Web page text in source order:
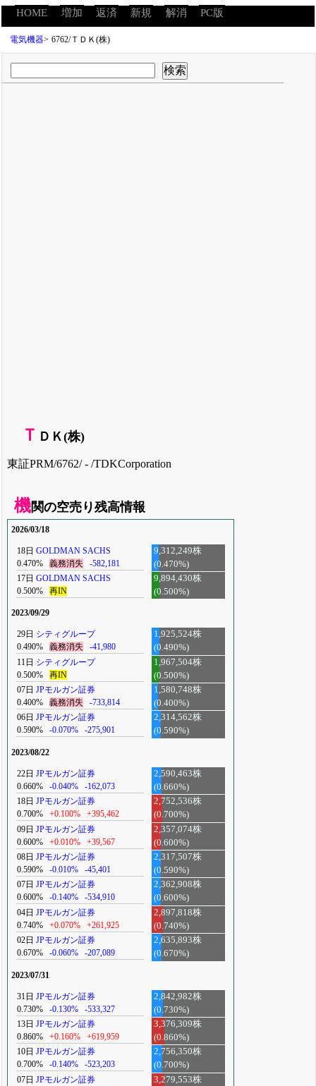
HOME 増加 返済 新規 解消 PC版
電気機器> 6762/ＴＤＫ(株)
Ｔ ＤＫ(株)
東証PRM/6762/ - /TDKCorporation
機関の空売り残高情報
2026/03/18
18日 GOLDMAN SACHS
0.470%
義務消失 -582,181
9,312,249株
(0.470%)
17日 GOLDMAN SACHS
0.500%
再IN
9,894,430株
(0.500%)
2023/09/29
29日 シティグループ
0.490%
義務消失 -41,980
1,925,524株
(0.490%)
11日 シティグループ
0.500%
再IN
1,967,504株
(0.500%)
07日 JPモルガン証券
0.400%
義務消失 -733,814
1,580,748株
(0.400%)
06日 JPモルガン証券
0.590%
-0.070% -275,901
2,314,562株
(0.590%)
2023/08/22
22日 JPモルガン証券
0.660%
-0.040% -162,073
2,590,463株
(0.660%)
18日 JPモルガン証券
0.700%
+0.100% +395,462
2,752,536株
(0.700%)
09日 JPモルガン証券
0.600%
+0.010% +39,567
2,357,074株
(0.600%)
08日 JPモルガン証券
0.590%
-0.010% -45,401
2,317,507株
(0.590%)
07日 JPモルガン証券
0.600%
-0.140% -534,910
2,362,908株
(0.600%)
04日 JPモルガン証券
0.740%
+0.070% +261,925
2,897,818株
(0.740%)
02日 JPモルガン証券
0.670%
-0.060% -207,089
2,635,893株
(0.670%)
2023/07/31
31日 JPモルガン証券
0.730%
-0.130% -533,327
2,842,982株
(0.730%)
13日 JPモルガン証券
0.860%
+0.160% +619,959
3,376,309株
(0.860%)
10日 JPモルガン証券
0.700%
-0.140% -523,203
2,756,350株
(0.700%)
07日 JPモルガン証券
3,279,553株